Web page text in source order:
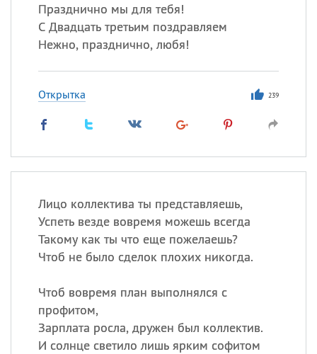
Празднично мы для тебя!
С Двадцать третьим поздравляем
Нежно, празднично, любя!
Открытка 239
Лицо коллектива ты представляешь,
Успеть везде вовремя можешь всегда
Такому как ты что еще пожелаешь?
Чтоб не было сделок плохих никогда.
Чтоб вовремя план выполнялся с
профитом,
Зарплата росла, дружен был коллектив.
И солнце светило лишь ярким софитом